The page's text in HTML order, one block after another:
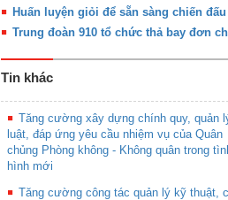
Huấn luyện giỏi để sẵn sàng chiến đấu
Trung đoàn 910 tổ chức thả bay đơn
Tin khác
Tăng cường xây dựng chính quy, quản
luật, đáp ứng yêu cầu nhiệm vụ của Quân
chủng Phòng không - Không quân trong
hình mới
Tăng cường công tác quản lý kỹ thuật,